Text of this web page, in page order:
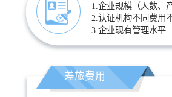
1.企业规模（人数、
2.认证机构不同费用
3.企业现有管理水平
差旅费用